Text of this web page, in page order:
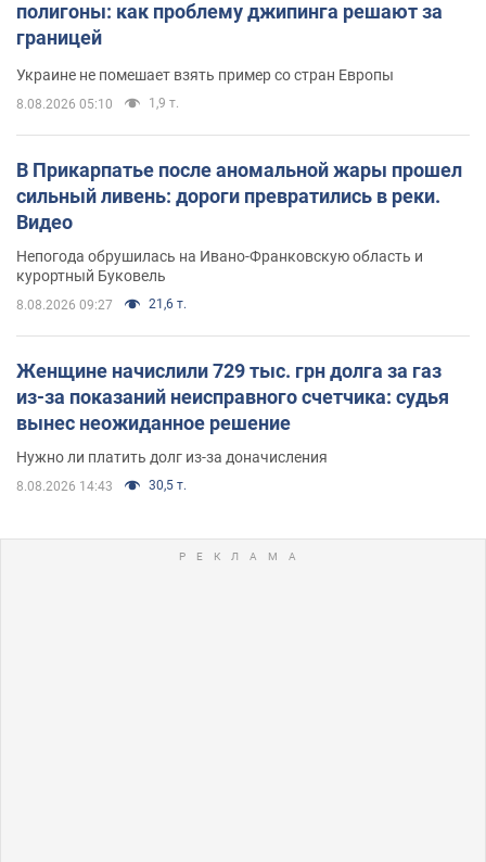
полигоны: как проблему джипинга решают за
границей
Украине не помешает взять пример со стран Европы
8.08.2026 05:10 1,9 т.
В Прикарпатье после аномальной жары прошел
сильный ливень: дороги превратились в реки.
Видео
Непогода обрушилась на Ивано-Франковскую область и
курортный Буковель
8.08.2026 09:27 21,6 т.
Женщине начислили 729 тыс. грн долга за газ
из-за показаний неисправного счетчика: судья
вынес неожиданное решение
Нужно ли платить долг из-за доначисления
8.08.2026 14:43 30,5 т.